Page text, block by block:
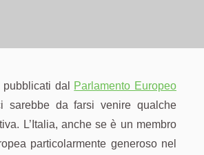
dal
Parlamento Europeo
sarebbe da farsi venire qualche
L’Italia, anche se è un membro
particolarmente generoso nel